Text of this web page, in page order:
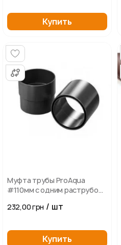
Купить
Муфта трубы ProAqua
#110мм с одним раструбом
232,00 грн / шт
Купить